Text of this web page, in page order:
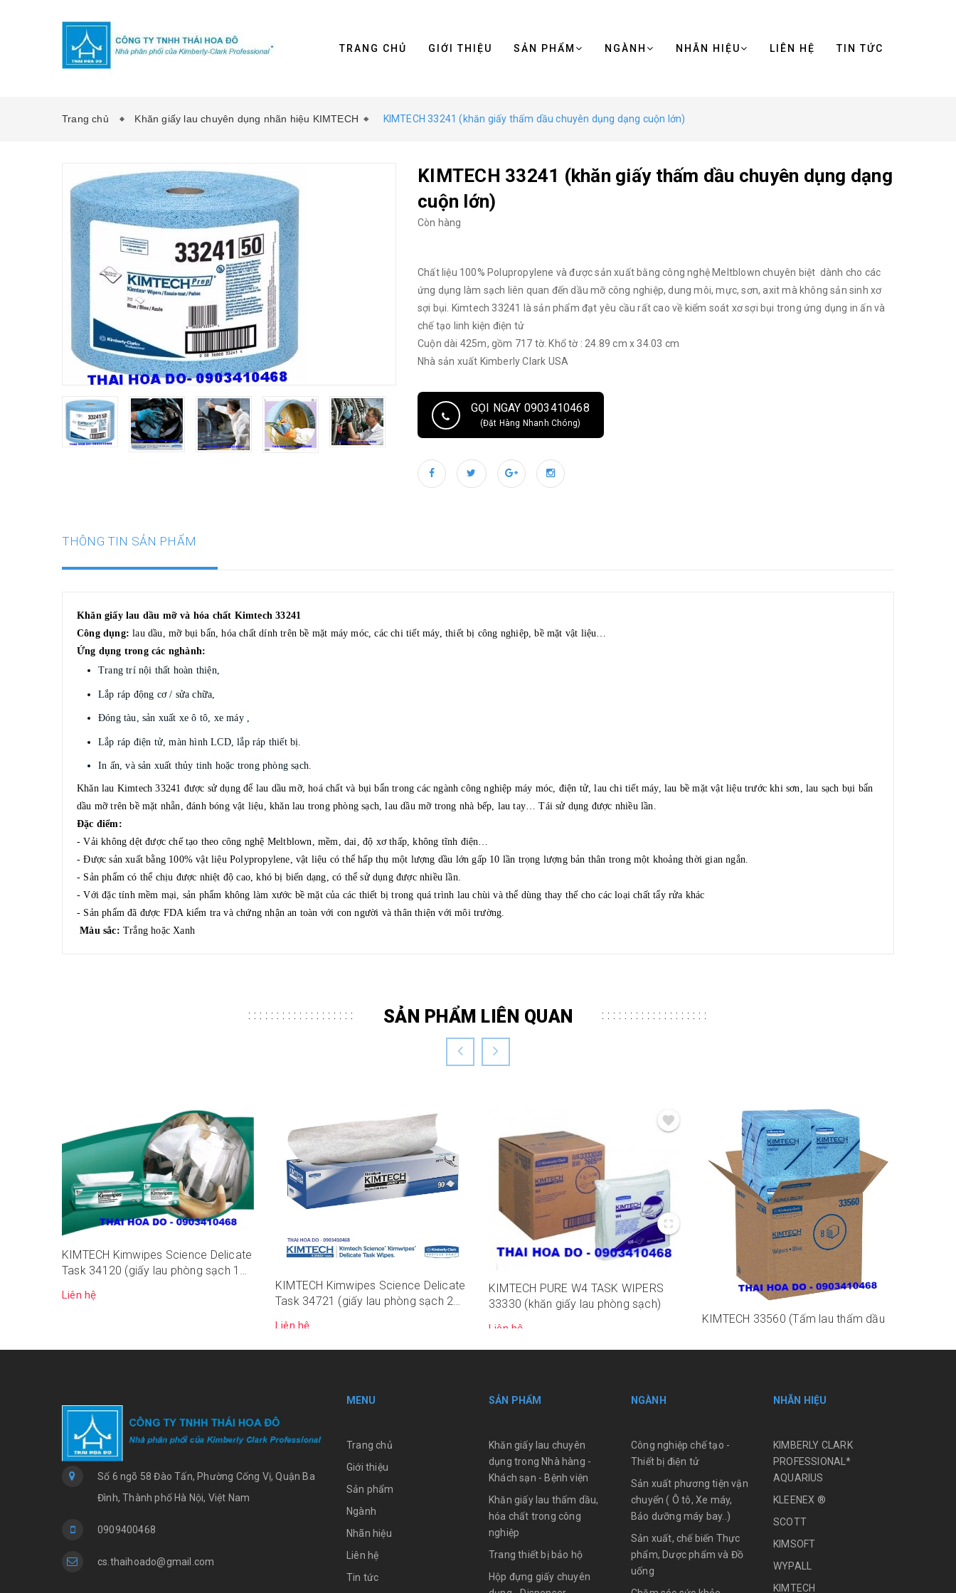
TRANG CHỦ GIỚI THIỆU SẢN PHẨM NGÀNH NHÃN HIỆU LIÊN HỆ TIN TỨC
Trang chủ Khăn giấy lau chuyên dụng nhãn hiệu KIMTECH KIMTECH 33241 (khăn giấy thấm dầu chuyên dụng dạng cuộn lớn)
KIMTECH 33241 (khăn giấy thấm dầu chuyên dụng dạng
cuộn lớn)
Còn hàng
Chất liệu 100% Polupropylene và được sản xuất bằng công nghệ Meltblown chuyên biệt dành cho các
ứng dụng làm sạch liên quan đến dầu mỡ công nghiệp, dung môi, mực, sơn, axit mà không sản sinh xơ
sợi bụi. Kimtech 33241 là sản phẩm đạt yêu cầu rất cao về kiểm soát xơ sợi bụi trong ứng dụng in ấn và
chế tạo linh kiện điện tử
Cuộn dài 425m, gồm 717 tờ. Khổ tờ : 24.89 cm x 34.03 cm
Nhà sản xuất Kimberly Clark USA
GỌI NGAY 0903410468
(Đặt Hàng Nhanh Chóng)
THÔNG TIN SẢN PHẨM
Khăn giấy lau dầu mỡ và hóa chất Kimtech 33241
Công dụng: lau dầu, mỡ bụi bẩn, hóa chất dính trên bề mặt máy móc, các chi tiết máy, thiết bị công nghiệp, bề mặt vật liệu…
Ứng dụng trong các nghành:
Trang trí nội thất hoàn thiện,
Lắp ráp động cơ / sửa chữa,
Đóng tàu, sản xuất xe ô tô, xe máy ,
Lắp ráp điện tử, màn hình LCD, lắp ráp thiết bị.
In ấn, và sản xuất thủy tinh hoặc trong phòng sạch.
Khăn lau Kimtech 33241 được sử dụng để lau dầu mỡ, hoá chất và bụi bẩn trong các ngành công nghiệp máy móc, điện tử, lau chi tiết máy, lau bề mặt vật liệu trước khi sơn, lau sạch bụi bẩn
dầu mỡ trên bề mặt nhẵn, đánh bóng vật liệu, khăn lau trong phòng sạch, lau dầu mỡ trong nhà bếp, lau tay… Tái sử dụng được nhiều lần.
Đặc điểm:
- Vải không dệt được chế tạo theo công nghệ Meltblown, mềm, dai, độ xơ thấp, không tĩnh điện…
- Được sản xuất bằng 100% vật liệu Polypropylene, vật liệu có thể hấp thụ một lượng dầu lớn gấp 10 lần trọng lượng bản thân trong một khoảng thời gian ngắn.
- Sản phẩm có thể chịu được nhiệt độ cao, khó bị biến dạng, có thể sử dụng được nhiều lần.
- Với đặc tính mềm mại, sản phẩm không làm xước bề mặt của các thiết bị trong quá trình lau chùi và thể dùng thay thế cho các loại chất tẩy rửa khác
- Sản phẩm đã được FDA kiểm tra và chứng nhận an toàn với con người và thân thiện với môi trường.
Màu sắc: Trắng hoặc Xanh
SẢN PHẨM LIÊN QUAN
KIMTECH Kimwipes Science Delicate
Task 34120 (giấy lau phòng sạch 1
Liên hệ
KIMTECH Kimwipes Science Delicate
Task 34721 (giấy lau phòng sạch 2
Liên hệ
KIMTECH PURE W4 TASK WIPERS
33330 (khăn giấy lau phòng sạch)
Liên hệ
KIMTECH 33560 (Tấm lau thấm dầu
Số 6 ngõ 58 Đào Tấn, Phường Cống Vị, Quận Ba
Đình, Thành phố Hà Nội, Việt Nam
0909400468
cs.thaihoado@gmail.com
MENU
Trang chủ
Giới thiệu
Sản phẩm
Ngành
Nhãn hiệu
Liên hệ
Tin tức
SẢN PHẨM
Khăn giấy lau chuyên
dụng trong Nhà hàng -
Khách sạn - Bệnh viện
Khăn giấy lau thấm dầu,
hóa chất trong công
nghiệp
Trang thiết bị bảo hộ
Hộp đựng giấy chuyên
NGÀNH
Công nghiệp chế tạo -
Thiết bị điện tử
Sản xuất phương tiện vận
chuyển ( Ô tô, Xe máy,
Bảo dưỡng máy bay..)
Sản xuất, chế biến Thực
phẩm, Dược phẩm và Đồ
uống
NHÃN HIỆU
KIMBERLY CLARK
PROFESSIONAL*
AQUARIUS
KLEENEX ®
SCOTT
KIMSOFT
WYPALL
KIMTECH